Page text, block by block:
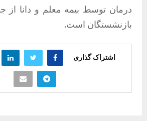
درمان توسط بیمه معلم و دانا از
بازنشستگان است.
اشتراک گذاری